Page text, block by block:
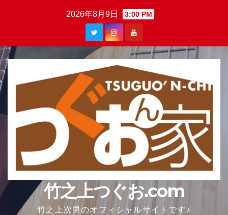
2026年8月9日 3:00 PM
竹之上つぐお.com
竹之上次男のオフィシャルサイトです♪